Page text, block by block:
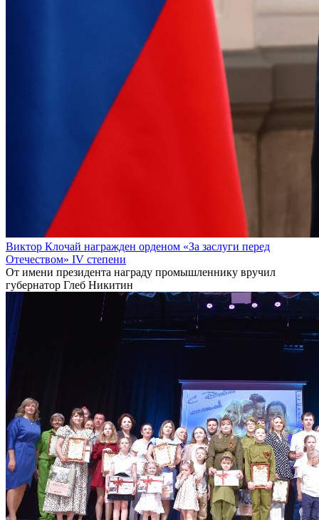
Виктор Клочай награжден орденом «За заслуги перед
Отечеством» IV степени
От имени президента награду промышленнику вручил
губернатор Глеб Никитин